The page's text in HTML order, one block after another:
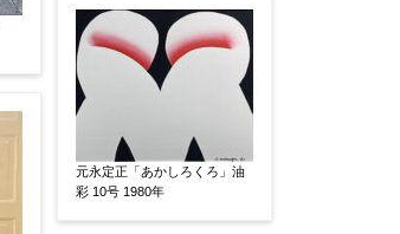
元永定正「あかしろくろ」油
彩 10号 1980年